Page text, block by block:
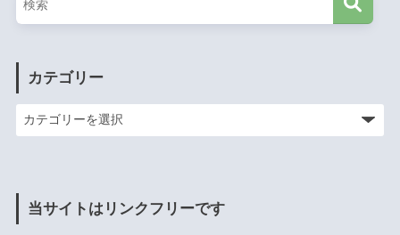
カテゴリー
当サイトはリンクフリーです